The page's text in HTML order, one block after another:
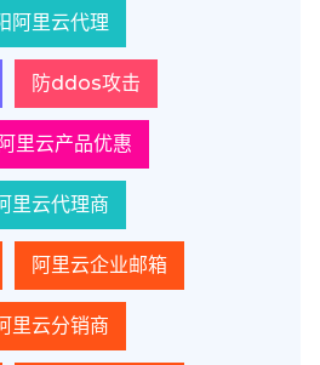
阿里云代理
防ddos攻击
阿里云产品优惠
里云代理商
阿里云企业邮箱
里云分销商